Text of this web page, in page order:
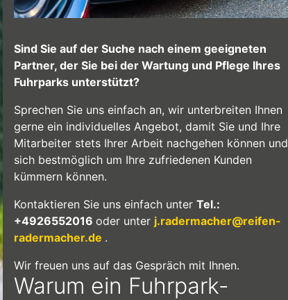
Sind Sie auf der Suche nach einem geeigneten
Partner, der Sie bei der Wartung und Pflege Ihres
Fuhrparks unterstützt?
Sprechen Sie uns einfach an, wir unterbreiten Ihnen
gerne ein individuelles Angebot, damit Sie und Ihre
Mitarbeiter stets Ihrer Arbeit nachgehen können und
sich bestmöglich um Ihre zufriedenen Kunden
kümmern können.
Kontaktieren Sie uns einfach unter Tel.:
+4926552016 oder unter j.radermacher@reifen-
radermacher.de .
Wir freuen uns auf das Gespräch mit Ihnen.
Warum ein Fuhrpark-